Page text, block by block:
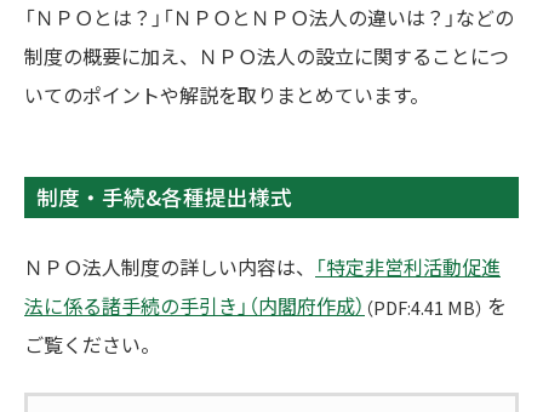
「ＮＰＯとは？」「ＮＰＯとＮＰＯ法人の違いは？」などの
制度の概要に加え、ＮＰＯ法人の設立に関することにつ
いてのポイントや解説を取りまとめています。
制度・手続&各種提出様式
ＮＰＯ法人制度の詳しい内容は、 「特定非営利活動促進
法に係る諸手続の手引き」（内閣府作成） （PDF:4.41 MB） を
ご覧ください。